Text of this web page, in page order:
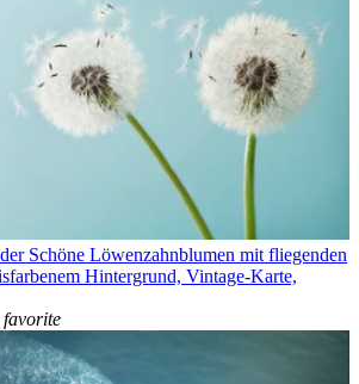
Schöne Löwenzahnblumen mit fliegenden
Hintergrund, Vintage-Karte,
favorite